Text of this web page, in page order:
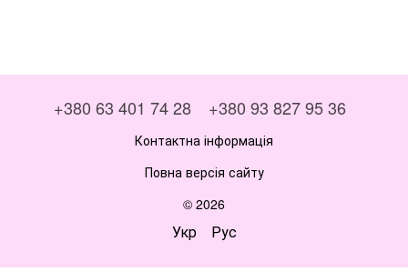
+380 63 401 74 28 +380 93 827 95 36
Контактна інформація
Повна версія сайту
© 2026
Укр Рус